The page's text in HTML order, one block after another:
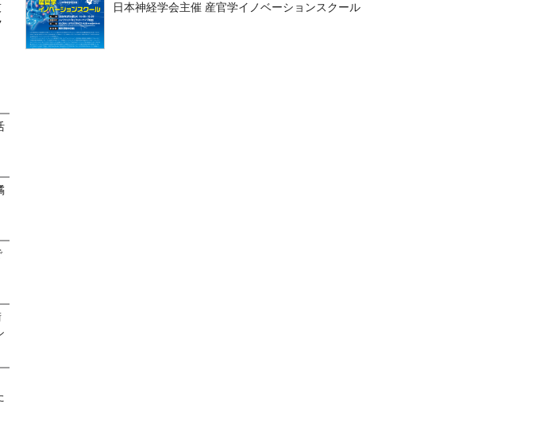
日本神経学会主催 産官学イノベーションスクール